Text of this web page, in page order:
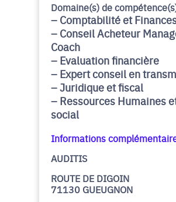
Domaine(s) de
Comptabilité et
Conseil Acheteur
Coach
Evaluation financière
Expert conseil en
Juridique et fiscal
Ressources Humaines
social
Informations
AUDITIS
ROUTE DE DIGOIN
71130 GUEUGNON